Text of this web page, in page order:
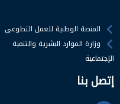
المنصة الوطنية للعمل التطوعي
وزارة الموارد البشرية والتنمية
الإجتماعية
إتصل بنا